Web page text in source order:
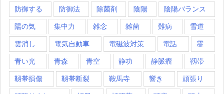
防御する 防御法 除菌剤 陰陽 陰陽バランス
陽の気 集中力 雑念 雑菌 難病 雪道
雲消し 電気自動車 電磁波対策 電話 霊
青い光 青森 青空 静功 静脈瘤 靱帯
靱帯損傷 靱帯断裂 鞍馬寺 響き 頑張り